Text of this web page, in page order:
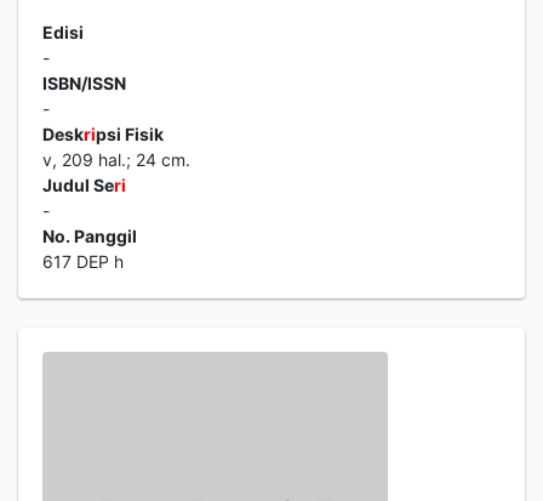
Edisi
-
ISBN/ISSN
-
Deskripsi Fisik
v, 209 hal.; 24 cm.
Judul Seri
-
No. Panggil
617 DEP h